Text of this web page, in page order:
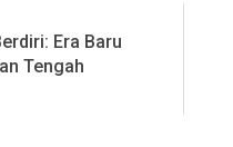
Era Baru
Tengah